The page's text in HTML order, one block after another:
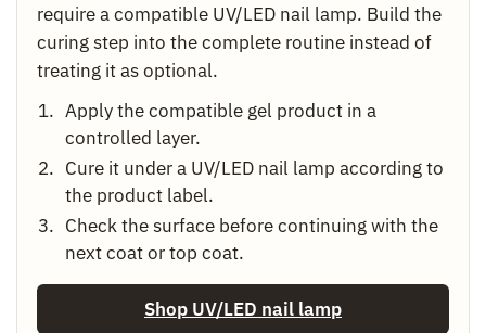
require a compatible UV/LED nail lamp. Build the
curing step into the complete routine instead of
treating it as optional.
Apply the compatible gel product in a
controlled layer.
Cure it under a UV/LED nail lamp according to
the product label.
Check the surface before continuing with the
next coat or top coat.
Shop UV/LED nail lamp